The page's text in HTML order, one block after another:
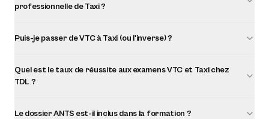
professionnelle de Taxi ?
Puis-je passer de VTC à Taxi (ou l'inverse) ?
Quel est le taux de réussite aux examens VTC et Taxi chez
TDL ?
Le dossier ANTS est-il inclus dans la formation ?